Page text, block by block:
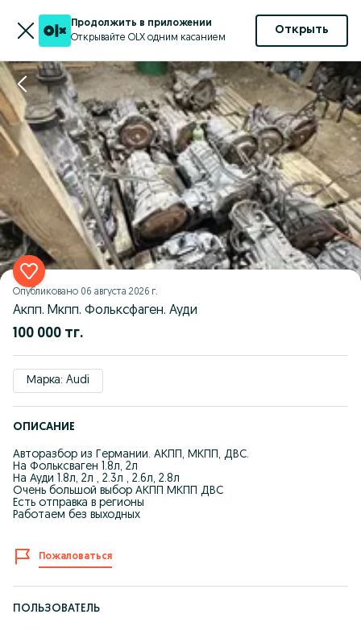
Продолжить в приложении
Открывайте OLX одним касанием
Открыть
Опубликовано 06 августа 2026 г.
Акпп. Мкпп. Фольксфаген. Ауди
100 000 тг.
Марка: Audi
ОПИСАНИЕ
Авторазбор из Германии. АКПП, МКПП, ДВС.
На Фольксваген 1.8л, 2л
На Ауди 1.8л, 2л , 2.3л , 2.6л, 2.8л
Очень большой выбор АКПП МКПП ДВС
Есть отправка в регионы
Работаем без выходных
Пожаловаться
ПОЛЬЗОВАТЕЛЬ